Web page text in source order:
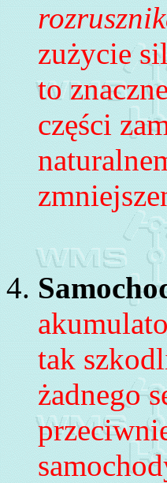
zużycie
to
części
tak
żadnego